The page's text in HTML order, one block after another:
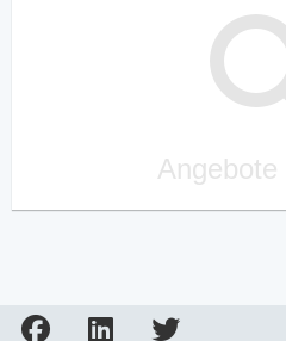
Angebote